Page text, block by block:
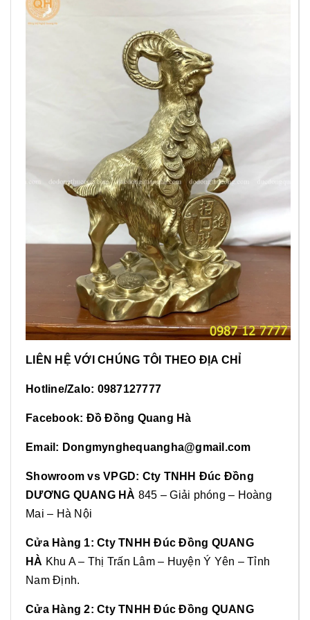
LIÊN HỆ VỚI CHÚNG TÔI THEO ĐỊA CHỈ
Hotline/Zalo: 0987127777
Facebook: Đồ Đồng Quang Hà
Email: Dongmynghequangha@gmail.com
Showroom vs VPGD: Cty TNHH Đúc Đồng
DƯƠNG QUANG HÀ 845 – Giải phóng – Hoàng
Mai – Hà Nội
Cửa Hàng 1: Cty TNHH Đúc Đồng QUANG
HÀ Khu A – Thị Trấn Lâm – Huyện Ý Yên – Tỉnh
Nam Định.
Cửa Hàng 2: Cty TNHH Đúc Đồng QUANG